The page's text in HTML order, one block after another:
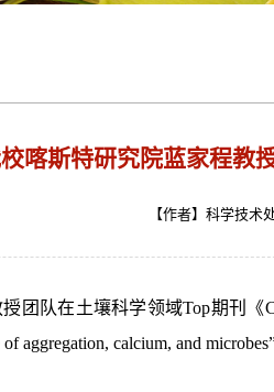
喀斯特研究院蓝家程教
【作者】科学技
团队在土壤科学领域Top期刊《
aggregation, calcium, and